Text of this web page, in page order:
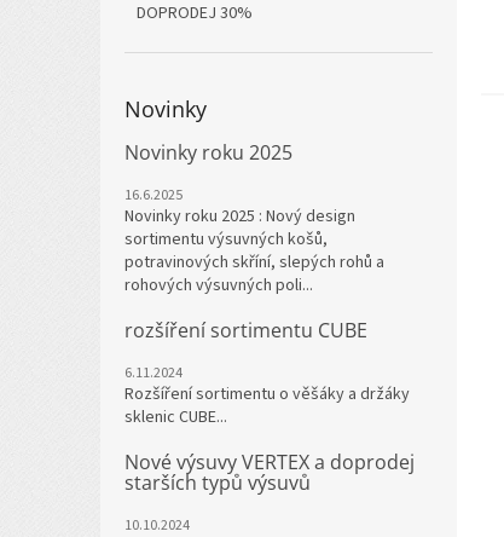
DOPRODEJ 30%
Novinky
Novinky roku 2025
16.6.2025
Novinky roku 2025 : Nový design
sortimentu výsuvných košů,
potravinových skříní, slepých rohů a
rohových výsuvných poli...
rozšíření sortimentu CUBE
6.11.2024
Rozšíření sortimentu o věšáky a držáky
sklenic CUBE...
Nové výsuvy VERTEX a doprodej
starších typů výsuvů
10.10.2024